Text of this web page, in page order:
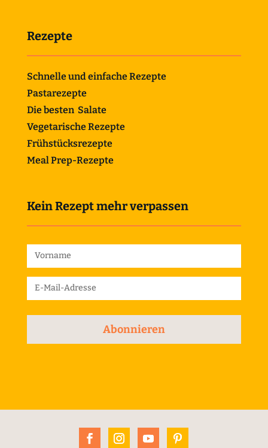
Rezepte
Schnelle und einfache Rezepte
Pastarezepte
Die besten Salate
Vegetarische Rezepte
Frühstücksrezepte
Meal Prep-Rezepte
Kein Rezept mehr verpassen
Abonnieren